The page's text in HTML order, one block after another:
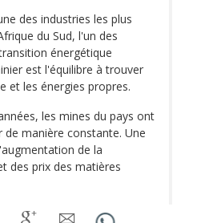
des industries les plus
du Sud, l'un des
énergétique
est l'équilibre à trouver
et les énergies propres.
les mines du pays ont
manière constante. Une
de la
des prix des matières